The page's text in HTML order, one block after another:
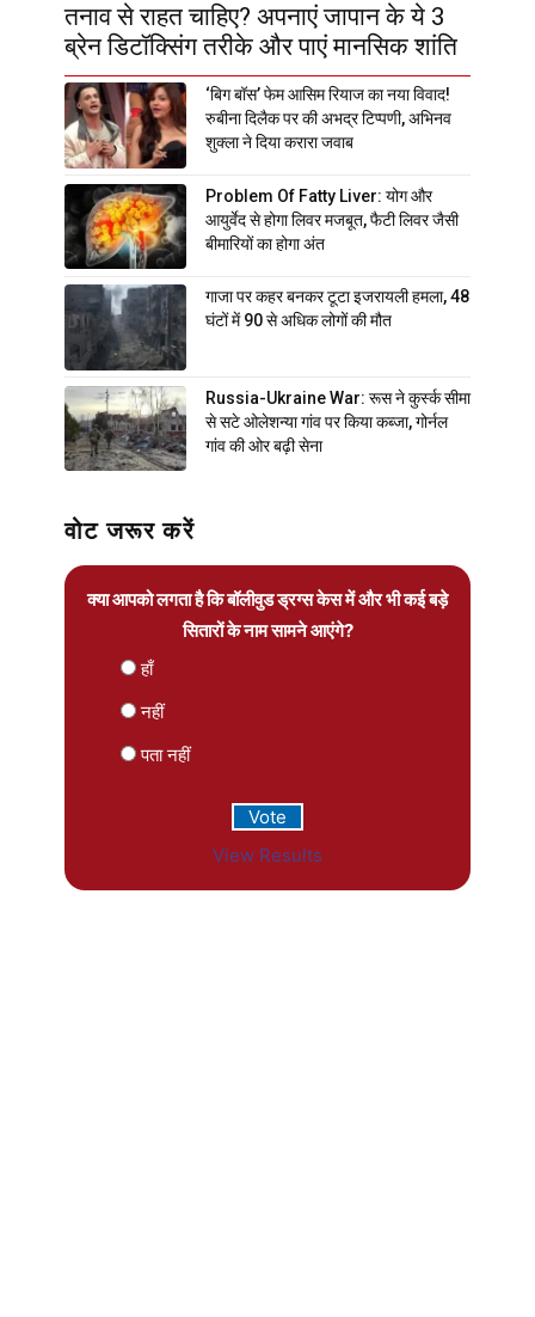
तनाव से राहत चाहिए? अपनाएं जापान के ये 3
ब्रेन डिटॉक्सिंग तरीके और पाएं मानसिक शांति
‘बिग बॉस’ फेम आसिम रियाज का नया विवाद!
रुबीना दिलैक पर की अभद्र टिप्पणी, अभिनव
शुक्ला ने दिया करारा जवाब
Problem Of Fatty Liver: योग और
आयुर्वेद से होगा लिवर मजबूत, फैटी लिवर जैसी
बीमारियों का होगा अंत
गाजा पर कहर बनकर टूटा इजरायली हमला, 48
घंटों में 90 से अधिक लोगों की मौत
Russia-Ukraine War: रूस ने कुर्स्क सीमा
से सटे ओलेशन्या गांव पर किया कब्जा, गोर्नल
गांव की ओर बढ़ी सेना
वोट जरूर करें
क्या आपको लगता है कि बॉलीवुड ड्रग्स केस में और भी कई बड़े
सितारों के नाम सामने आएंगे?
हाँ
नहीं
पता नहीं
View Results